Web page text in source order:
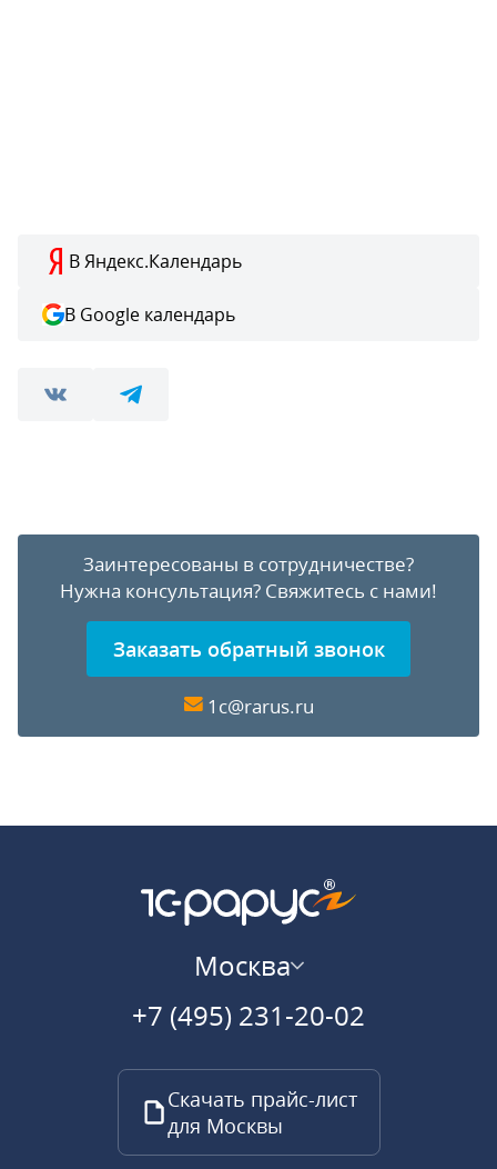
В Яндекс.Календарь
В Google календарь
Заинтересованы в сотрудничестве?
Нужна консультация? Свяжитесь с нами!
Заказать обратный звонок
1c@rarus.ru
Москва
+7 (495) 231-20-02
Скачать прайс-лист
для Москвы